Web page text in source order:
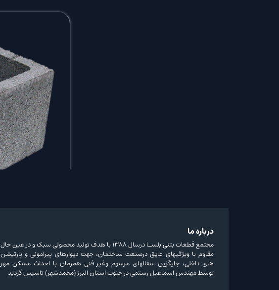
درباره ما
مجتمع قطعات بتنی بلسـا درسال 1388 با هدف تولید محصولی سبک و در عین حال
مقاوم با ویژگیهای عایق درصنعت ساختمان، جهت دیوارهای پیرامونی و پارتیشن
های داخلی، جایگزین سفالهای مرسوم وغیر فنی همزمان با احداث مسکن مهر
توسط مهندس اسماعیل رستمی در جنوب استان البرز (محمدشهر) تاسیس گردید